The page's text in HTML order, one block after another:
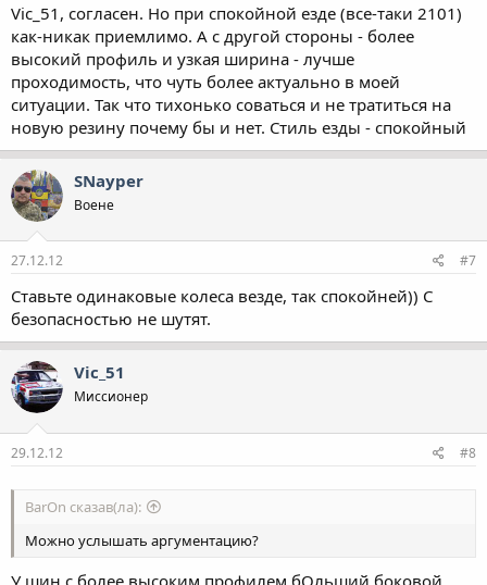
Vic_51, согласен. Но при спокойной езде (все-таки 2101)
как-никак приемлимо. А с другой стороны - более
высокий профиль и узкая ширина - лучше
проходимость, что чуть более актуально в моей
ситуации. Так что тихонько соваться и не тратиться на
новую резину почему бы и нет. Стиль езды - спокойный
SNayper
Воене
27.12.12 #7
Ставьте одинаковые колеса везде, так спокойней)) С
безопасностью не шутят.
Vic_51
Миссионер
29.12.12 #8
BarOn сказав(ла):
Можно услышать аргументацию?
У шин с более высоким профилем бОльший боковой